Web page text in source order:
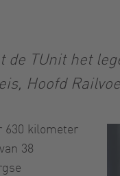
de TUnit het
Hoofd
630 kilometer
38